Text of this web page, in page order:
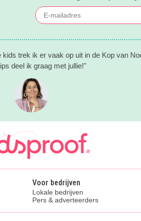
trek ik er vaak op uit in de Kop van
deel ik graag met jullie!"
Voor bedrijven
Lokale bedrijven
Pers & adverteerders